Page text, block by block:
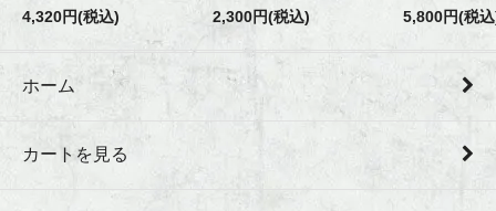
4,320円(税込)
2,300円(税込)
5,800円(税
ホーム
カートを見る